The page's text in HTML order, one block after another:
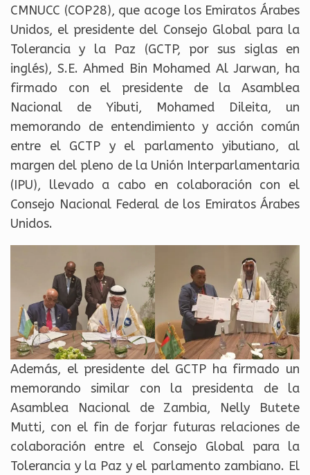
CMNUCC (COP28), que acoge los Emiratos Árabes
Unidos, el presidente del Consejo Global para la
Tolerancia y la Paz (GCTP, por sus siglas en
inglés), S.E. Ahmed Bin Mohamed Al Jarwan, ha
firmado con el presidente de la Asamblea
Nacional de Yibuti, Mohamed Dileita, un
memorando de entendimiento y acción común
entre el GCTP y el parlamento yibutiano, al
margen del pleno de la Unión Interparlamentaria
(IPU), llevado a cabo en colaboración con el
Consejo Nacional Federal de los Emiratos Árabes
Unidos.
Además, el presidente del GCTP ha firmado un
memorando similar con la presidenta de la
Asamblea Nacional de Zambia, Nelly Butete
Mutti, con el fin de forjar futuras relaciones de
colaboración entre el Consejo Global para la
Tolerancia y la Paz y el parlamento zambiano. El